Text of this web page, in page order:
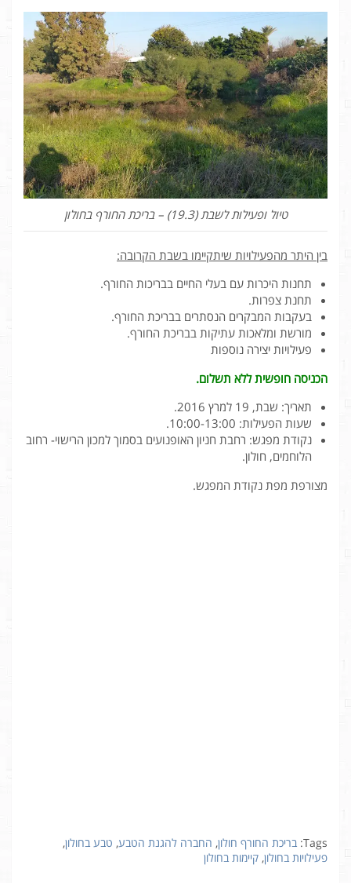
טיול ופעילות לשבת (19.3) – בריכת החורף בחולון
בין היתר מהפעילויות שיתקיימו בשבת הקרובה:
תחנות היכרות עם בעלי החיים בבריכות החורף.
תחנת צפרות.
בעקבות המבקרים הנסתרים בבריכת החורף.
מורשת ומלאכות עתיקות בבריכת החורף.
פעילויות יצירה נוספות
הכניסה חופשית ללא תשלום.
תאריך: שבת, 19 למרץ 2016.
שעות הפעילות: 10:00-13:00.
נקודת מפגש: רחבת חניון האופנועים בסמוך למכון הרישוי- רחוב
הלוחמים, חולון.
מצורפת מפת נקודת המפגש.
Tags: בריכת החורף חולון, החברה להגנת הטבע, טבע בחולון,
פעילויות בחולון, קיימות בחולון